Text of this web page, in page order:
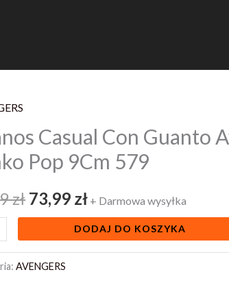
Casual Con Guanto
Pop 9Cm 579
zł
cena
wynosiła:
96,19 zł.
73,99 zł
cena
73,99 zł.
+ Darmowa wysyłka
DODAJ DO KOSZYKA
AVENGERS